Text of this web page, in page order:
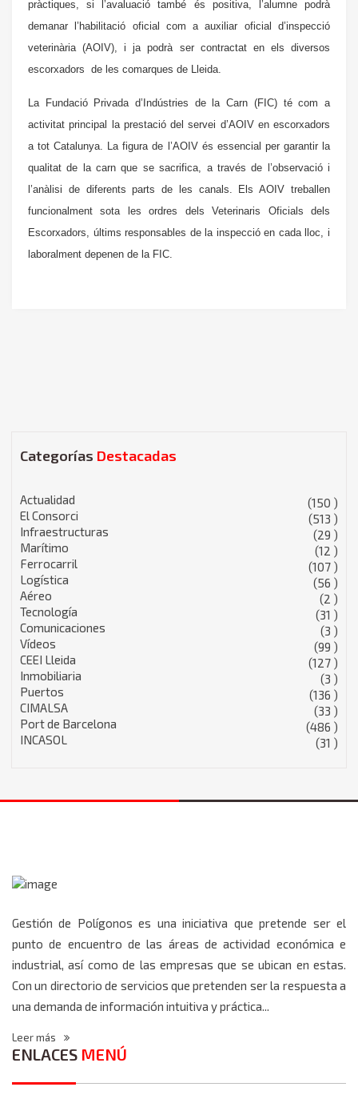
pràctiques, si l’avaluació també és positiva, l’alumne podrà
demanar l’habilitació oficial com a auxiliar oficial d’inspecció
veterinària (AOIV), i ja podrà ser contractat en els diversos
escorxadors de les comarques de Lleida.
La Fundació Privada d’Indústries de la Carn (FIC) té com a
activitat principal la prestació del servei d’AOIV en escorxadors
a tot Catalunya. La figura de l’AOIV és essencial per garantir la
qualitat de la carn que se sacrifica, a través de l’observació i
l’anàlisi de diferents parts de les canals. Els AOIV treballen
funcionalment sota les ordres dels Veterinaris Oficials dels
Escorxadors, últims responsables de la inspecció en cada lloc, i
laboralment depenen de la FIC.
Categorías Destacadas
Actualidad
(150 )
El Consorci
(513 )
Infraestructuras
(29 )
Marítimo
(12 )
Ferrocarril
(107 )
Logística
(56 )
Aéreo
(2 )
Tecnología
(31 )
Comunicaciones
(3 )
Vídeos
(99 )
CEEI Lleida
(127 )
Inmobiliaria
(3 )
Puertos
(136 )
CIMALSA
(33 )
Port de Barcelona
(486 )
INCASOL
(31 )
Gestión de Polígonos es una iniciativa que pretende ser el
punto de encuentro de las áreas de actividad económica e
industrial, así como de las empresas que se ubican en estas.
Con un directorio de servicios que pretenden ser la respuesta a
una demanda de información intuitiva y práctica...
Leer más
ENLACES MENÚ